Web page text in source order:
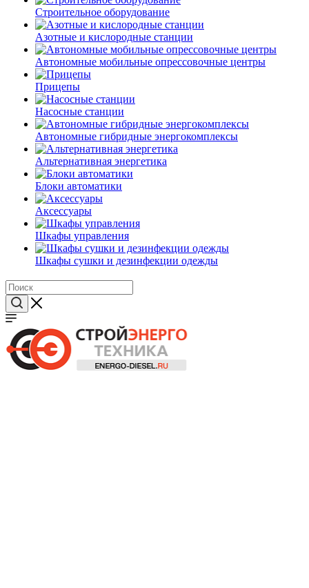
Строительное оборудование
Азотные и кислородные станции
Автономные мобильные опрессовочные центры
Прицепы
Насосные станции
Автономные гибридные энергокомплексы
Альтернативная энергетика
Блоки автоматики
Аксессуары
Шкафы управления
Шкафы сушки и дезинфекции одежды